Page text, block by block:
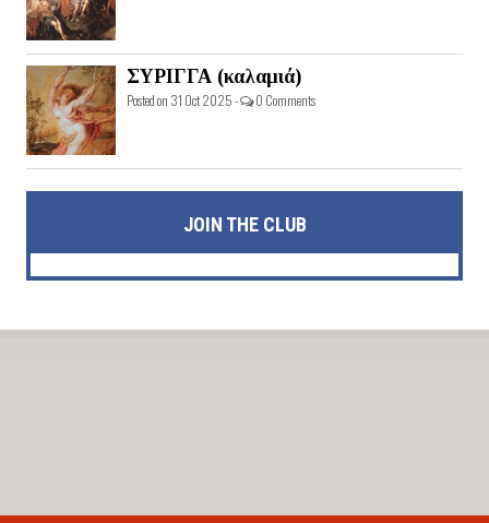
ΣΥΡΙΓΓΑ (καλαμιά)
Posted on 31 Oct 2025 - 0 Comments
JOIN THE CLUB